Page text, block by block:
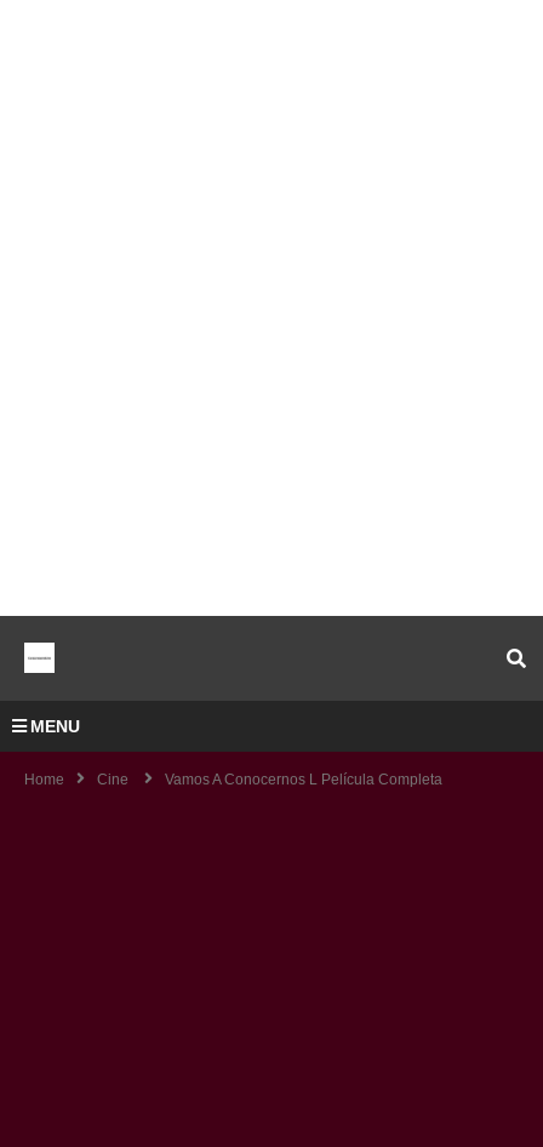
MENU
Home Cine Vamos A Conocernos L Película Completa